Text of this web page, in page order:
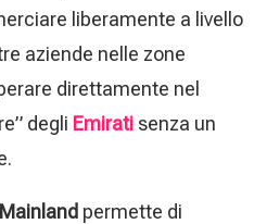
liberamente a livello
aziende nelle zone
direttamente nel
degli Emirati senza un
Mainland permette di